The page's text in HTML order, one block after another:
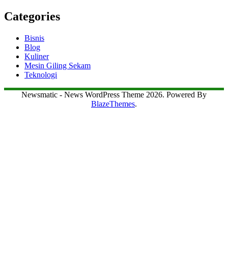
Categories
Bisnis
Blog
Kuliner
Mesin Giling Sekam
Teknologi
Newsmatic - News WordPress Theme 2026. Powered By
BlazeThemes.